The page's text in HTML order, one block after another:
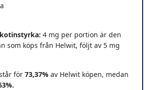
4 mg per portion är den
som köps från Helwit, följt av 5 mg
för 73,37% av Helwit köpen, medan